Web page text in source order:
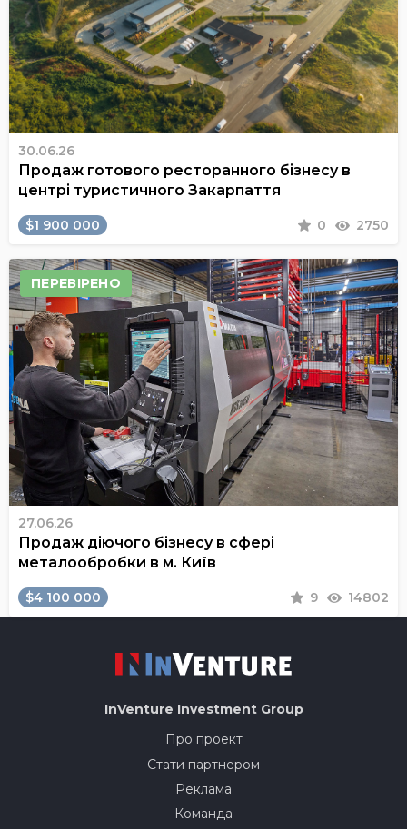
30.06.26
Продаж готового ресторанного бізнесу в
центрі туристичного Закарпаття
$1 900 000 0 2750
ПЕРЕВІРЕНО
27.06.26
Продаж діючого бізнесу в сфері
металообробки в м. Київ
$4 100 000 9 14802
InVenture Investment Group
Про проект
Стати партнером
Реклама
Команда